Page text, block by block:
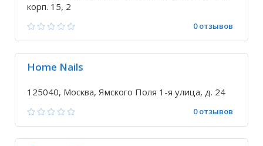
корп. 15, 2
0 отзывов
Home Nails
125040, Москва, Ямского Поля 1-я улица, д. 24
0 отзывов